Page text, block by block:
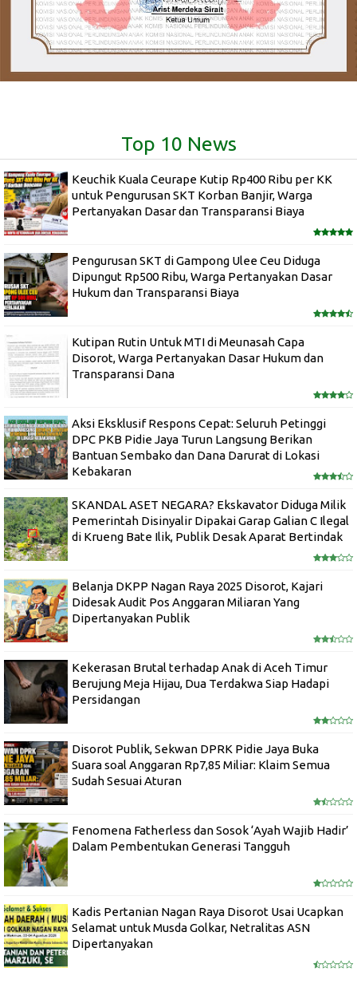
Top 10 News
Keuchik Kuala Ceurape Kutip Rp400 Ribu per KK
untuk Pengurusan SKT Korban Banjir, Warga
Pertanyakan Dasar dan Transparansi Biaya
Pengurusan SKT di Gampong Ulee Ceu Diduga
Dipungut Rp500 Ribu, Warga Pertanyakan Dasar
Hukum dan Transparansi Biaya
Kutipan Rutin Untuk MTI di Meunasah Capa
Disorot, Warga Pertanyakan Dasar Hukum dan
Transparansi Dana
Aksi Eksklusif Respons Cepat: Seluruh Petinggi
DPC PKB Pidie Jaya Turun Langsung Berikan
Bantuan Sembako dan Dana Darurat di Lokasi
Kebakaran
SKANDAL ASET NEGARA? Ekskavator Diduga Milik
Pemerintah Disinyalir Dipakai Garap Galian C Ilegal
di Krueng Bate Ilik, Publik Desak Aparat Bertindak
Belanja DKPP Nagan Raya 2025 Disorot, Kajari
Didesak Audit Pos Anggaran Miliaran Yang
Dipertanyakan Publik
Kekerasan Brutal terhadap Anak di Aceh Timur
Berujung Meja Hijau, Dua Terdakwa Siap Hadapi
Persidangan
Disorot Publik, Sekwan DPRK Pidie Jaya Buka
Suara soal Anggaran Rp7,85 Miliar: Klaim Semua
Sudah Sesuai Aturan
Fenomena Fatherless dan Sosok ‘Ayah Wajib Hadir’
Dalam Pembentukan Generasi Tangguh
Kadis Pertanian Nagan Raya Disorot Usai Ucapkan
Selamat untuk Musda Golkar, Netralitas ASN
Dipertanyakan